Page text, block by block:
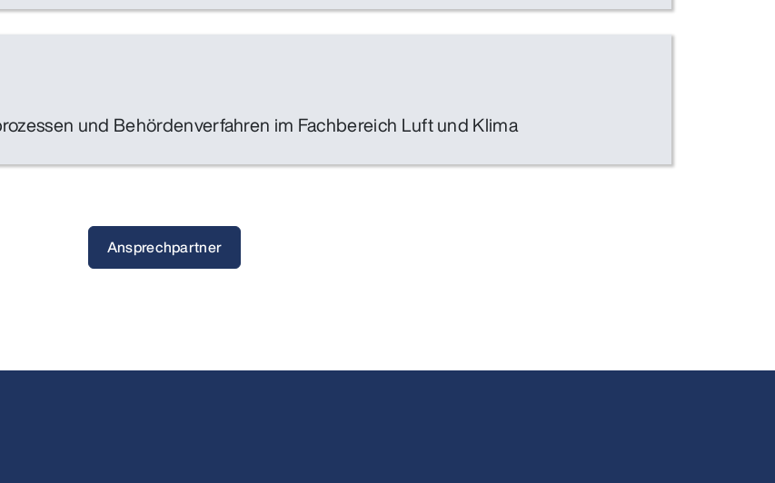
und Behördenverfahren im Fachbereich Luft und Klima
Ansprechpartner